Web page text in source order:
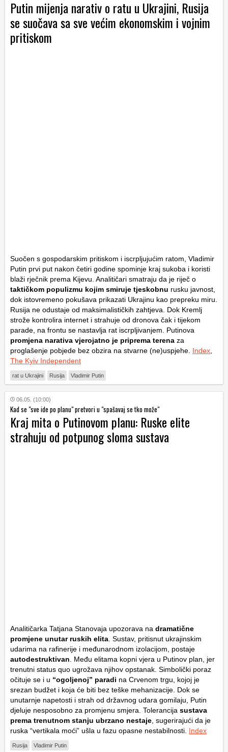
Putin mijenja narativ o ratu u Ukrajini, Rusija
se suočava sa sve većim ekonomskim i vojnim
pritiskom
Suočen s gospodarskim pritiskom i iscrpljujućim ratom, Vladimir
Putin prvi put nakon četiri godine spominje kraj sukoba i koristi
blaži rječnik prema Kijevu. Analitičari smatraju da je riječ o
taktičkom populizmu kojim smiruje tjeskobnu rusku javnost,
dok istovremeno pokušava prikazati Ukrajinu kao prepreku miru.
Rusija ne odustaje od maksimalističkih zahtjeva. Dok Kremlj
strože kontrolira internet i strahuje od dronova čak i tijekom
parade, na frontu se nastavlja rat iscrpljivanjem. Putinova
promjena narativa vjerojatno je priprema terena za
proglašenje pobjede bez obzira na stvarne (ne)uspjehe. Index
The Kyiv Independent
rat u Ukrajini Rusija Vladimir Putin
06.05. (10:00)
Kad se "sve ide po planu" pretvori u "spašavaj se tko može"
Kraj mita o Putinovom planu: Ruske elite
strahuju od potpunog sloma sustava
Analitičarka Tatjana Stanovaja upozorava na dramatične
promjene unutar ruskih elita. Sustav, pritisnut ukrajinskim
udarima na rafinerije i međunarodnom izolacijom, postaje
autodestruktivan. Među elitama kopni vjera u Putinov plan, jer
trenutni status quo ugrožava njihov opstanak. Simbolički poraz
očituje se i u “ogoljenoj” paradi na Crvenom trgu, kojoj je
srezan budžet i koja će biti bez teške mehanizacije. Dok se
unutarnje napetosti i strah od državnog udara gomilaju, Putin
djeluje nesposobno za promjenu smjera. Tolerancija sustava
prema trenutnom stanju ubrzano nestaje, sugerirajući da je
ruska “vertikala moći” ušla u fazu opasne nestabilnosti. Index
Rusija Vladimir Putin